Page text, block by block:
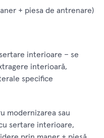
+ piesa de antrenare)
interioare – se
interioară,
specifice
modernizarea sau
sertare interioare,